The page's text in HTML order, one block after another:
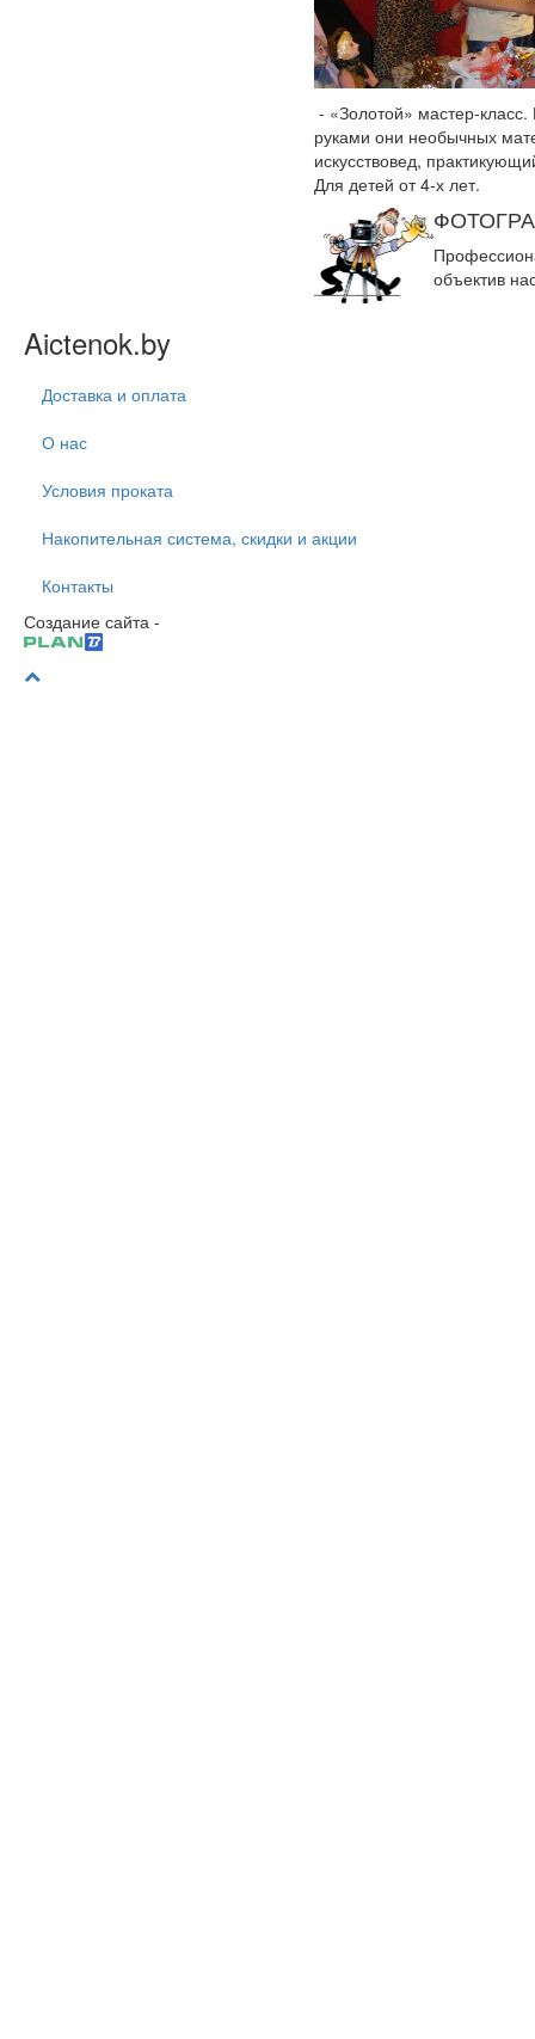
- «Золотой» мастер-
руками они необычных
искусствовед,
Для детей от 4-х лет.
объектив
Aictenok.by
Доставка и оплата
О нас
Условия проката
Накопительная система, скидки и акции
Контакты
Создание сайта -